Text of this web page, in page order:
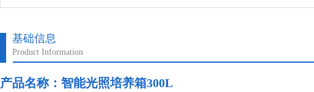
基础信息
Product Information
产品名称： 智能光照培养箱300L